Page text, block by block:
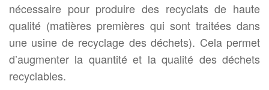
nécessaire pour produire des recyclats de haute
qualité (matières premières qui sont traitées dans
une usine de recyclage des déchets). Cela permet
d’augmenter la quantité et la qualité des déchets
recyclables.